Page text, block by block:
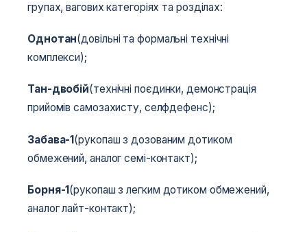
групах, вагових категоріях та розділах:
Однотан(довільні та формальні технічні
комплекси);
Тан-двобій(технічні поєдинки, демонстрація
прийомів самозахисту, селфдефенс);
Забава-1(рукопаш з дозованим дотиком
обмежений, аналог семі-контакт);
Борня-1(рукопаш з легким дотиком обмежений,
аналог лайт-контакт);